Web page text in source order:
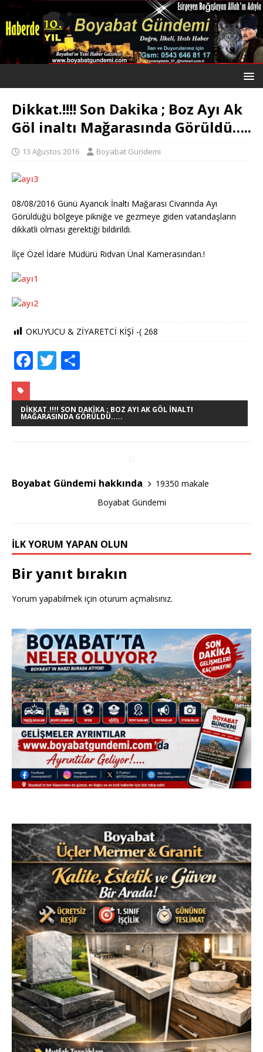
Dikkat.!!!! Son Dakika ; Boz Ayı Ak
Göl inaltı Mağarasında Görüldü…..
13 Ağustos 2016 Boyabat Gündemi
08/08/2016 Günü Ayancık İnaltı Mağarası Civarında Ayı
Görüldüğü bölgeye pikniğe ve gezmeye giden vatandaşların
dikkatli olması gerektiği bildirildi.
İlçe Özel İdare Müdürü Ridvan Ünal Kamerasından.!
OKUYUCU & ZİYARETCİ KİŞİ -( 268
F
c
e
o
k
T
it
te
ar
e
DIKKAT.!!!! SON DAKIKA ; BOZ AYI AK GÖL INALTI
MAĞARASINDA GÖRÜLDÜ.....
Boyabat Gündemi hakkında
19350 makale
Boyabat Gündemi
İLK YORUM YAPAN OLUN
Bir yanıt bırakın
Yorum yapabilmek için oturum açmalısınız.